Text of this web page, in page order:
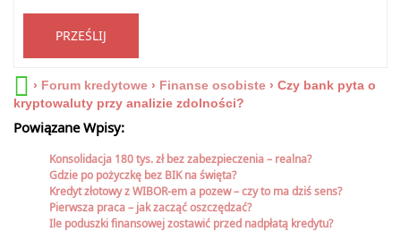
PRZEŚLIJ
› Forum kredytowe › Finanse osobiste › Czy bank pyta o
kryptowaluty przy analizie zdolności?
Powiązane Wpisy:
Konsolidacja 180 tys. zł bez zabezpieczenia – realna?
Gdzie po pożyczkę bez BIK na święta?
Kredyt złotowy z WIBOR-em a pozew – czy to ma dziś sens?
Pierwsza praca – jak zacząć oszczędzać?
Ile poduszki finansowej zostawić przed nadpłatą kredytu?